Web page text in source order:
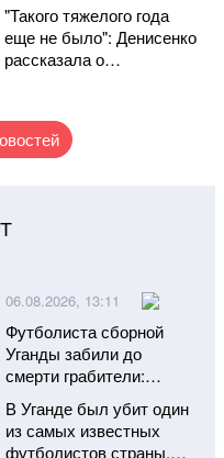
"Такого тяжелого года
еще не было": Денисенко
рассказала о
06.08.2026, 13:11
Футболиста сборной
Уганды забили до
смерти грабители:
всю страну
В Уганде был убит один
из самых известных
футболистов страны.